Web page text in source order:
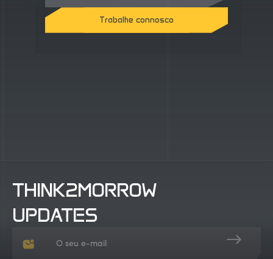
Contacte-nos
Trabalhe connosco
THINK2MORROW
UPDATES